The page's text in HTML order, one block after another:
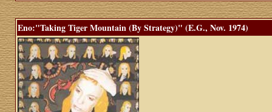
Eno:"Taking Tiger Mountain (By Strategy)" (E.G., Nov. 1974)